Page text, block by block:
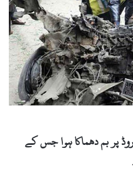
پر بم دھماکا ہوا جس کے